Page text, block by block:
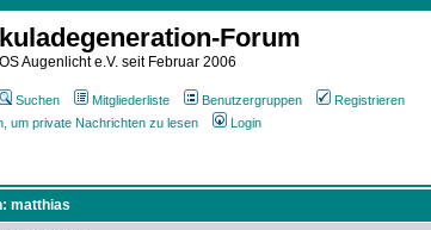
Forum
Augenlicht e.V. seit Februar 2006
Suchen Mitgliederliste Benutzergruppen
Registrieren
um private Nachrichten zu lesen Login
matthias